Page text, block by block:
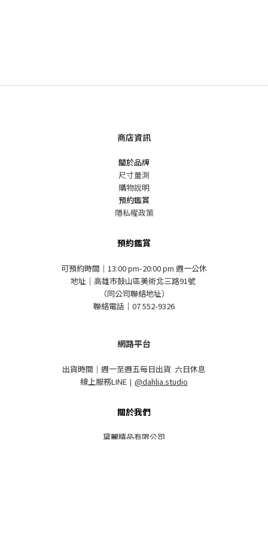
商店資訊
關於品牌
尺寸量測
購物說明
預約鑑賞
隱私權政策
預約鑑賞
可預約時間｜13:00 pm-20:00 pm 週一公休
地址｜高雄市鼓山區美術北三路91號
（同公司聯絡地址）
聯絡電話｜07 552-9326
網路平台
出貨時間｜週一至週五每日出貨 六日休息
線上服務LINE ｜ @dahlia.studio
關於我們
黛麗精品有限公司